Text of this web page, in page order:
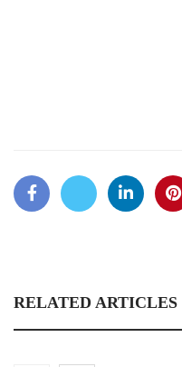
RELATED ARTICLES